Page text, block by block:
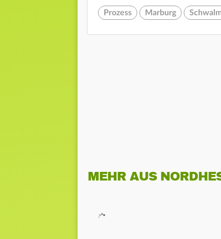
Prozess Marburg
MEHR AUS